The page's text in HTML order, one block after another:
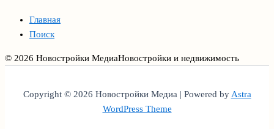
Главная
Поиск
© 2026 Новостройки МедиаНовостройки и недвижимость
Copyright © 2026 Новостройки Медиа | Powered byAstra
WordPress Theme